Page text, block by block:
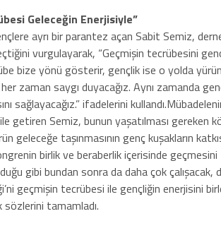
Geleceğin Enerjisiyle”
ayrı bir parantez açan Sabit Semiz,
vurgulayarak, “Geçmişin tecrübesini
bize yönü gösterir, gençlik ise o yolda
zaman saygı duyacağız. Aynı zamanda
sağlayacağız.” ifadelerini
getiren Semiz, bunun yaşatılması gereken
geleceğe taşınmasının genç kuşakların
birlik ve beraberlik içerisinde
gibi bundan sonra da daha çok
geçmişin tecrübesi ile gençliğin enerjisini
sözlerini tamamladı.